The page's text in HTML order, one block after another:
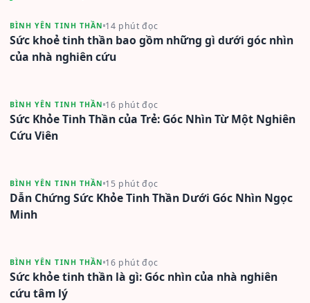
BÌNH YÊN TINH THẦN 14 phút đọc
Sức khoẻ tinh thần bao gồm những gì dưới góc nhìn
của nhà nghiên cứu
BÌNH YÊN TINH THẦN 16 phút đọc
Sức Khỏe Tinh Thần của Trẻ: Góc Nhìn Từ Một Nghiên
Cứu Viên
BÌNH YÊN TINH THẦN 15 phút đọc
Dẫn Chứng Sức Khỏe Tinh Thần Dưới Góc Nhìn Ngọc
Minh
BÌNH YÊN TINH THẦN 16 phút đọc
Sức khỏe tinh thần là gì: Góc nhìn của nhà nghiên
cứu tâm lý